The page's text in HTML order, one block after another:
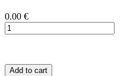
0.00 €
Add to cart